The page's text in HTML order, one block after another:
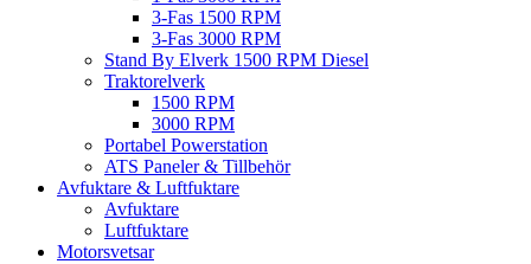
3-Fas 1500 RPM
3-Fas 3000 RPM
Stand By Elverk 1500 RPM Diesel
Traktorelverk
1500 RPM
3000 RPM
Portabel Powerstation
ATS Paneler & Tillbehör
Avfuktare & Luftfuktare
Avfuktare
Luftfuktare
Motorsvetsar